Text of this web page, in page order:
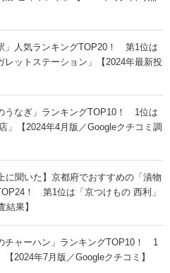
」人気ランキングTOP20！ 第1位は
レットステーション」【2024年最新投
うなぎ」ランキングTOP10！ 1位は
」【2024年4月版／Googleクチコミ調
に聞いた】京都府でおすすめの「漬物
！ 第1位は「京つけもの 西利」
結果】
チャーハン」ランキングTOP10！ 1
2024年7月版／Googleクチコミ】